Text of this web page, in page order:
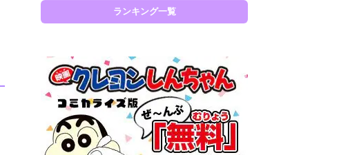
ランキング一覧